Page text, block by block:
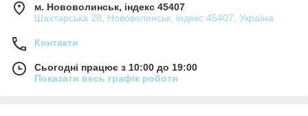
м. Нововолинськ, індекс 45407
Шахтарська 28, Нововолинськ, індекс 45407, Україна
Контакти
Сьогодні працює з 10:00 до 19:00
Показати весь графік роботи